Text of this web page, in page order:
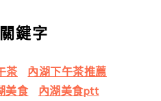
鍵字
茶
內湖下午茶推薦
美食
內湖美食ptt